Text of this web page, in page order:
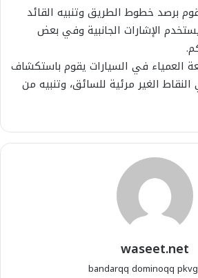
برصد خطوط الطريق وتنبيه القائد
الإشارات الجانبية وفي بعض
العمياء في السيارات يقوم باستكشاف
الغير مرئية للسائق، وتنبيه من
waseet.net
bandarqq dominoqq